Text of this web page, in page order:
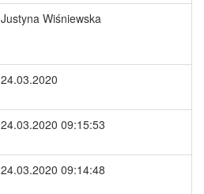
Justyna Wiśniewska
24.03.2020
24.03.2020 09:15:53
24.03.2020 09:14:48